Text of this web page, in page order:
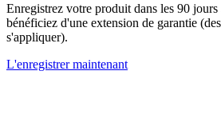
Enregistrez votre produit dans les 90
bénéficiez d'une extension de garantie
s'appliquer).
L'enregistrer maintenant